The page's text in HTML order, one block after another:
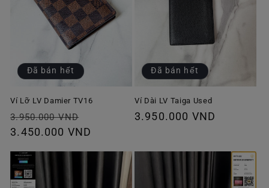
Đã bán hết
Ví Lỡ LV Damier TV16
Giá
thông
3.950.000 VND
ưu
3.450.000 VND
Đã bán hết
Ví Dài LV Taiga Used
Giá
3.950.000 VND